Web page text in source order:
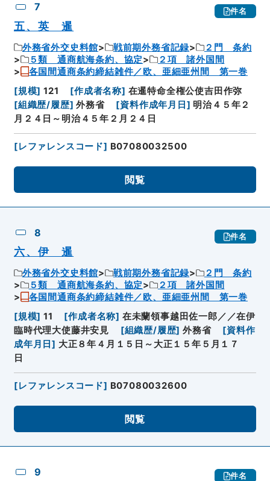
7 件名
五、英 暹
外務省外交史料館 戦前期外務省記録
２門 条約
５類 通商航海条約、協定
２項 諸外国間
各国間通商条約締結雑件／欧、亜細亜州間 第一巻
[規模] 121 [作成者名称] 在暹特命全権公使吉田作弥
[組織歴/履歴] 外務省 [資料作成年月日 ] 明治４５年２
月２４日～明治４５年２月２４日
[レファレンスコード] B07080032500
閲覧
8 件名
六、伊 暹
外務省外交史料館 戦前期外務省記録
２門 条約
５類 通商航海条約、協定
２項 諸外国間
各国間通商条約締結雑件／欧、亜細亜州間 第一巻
[規模] 11 [作成者名称] 在未蘭領事越田佐一郎／／在伊
臨時代理大使藤井安見
[組織歴/履歴] 外務省 [資料作
成年月日] 大正８年４月１５日～大正１５年５月１７
日
[レファレンスコード] B07080032600
閲覧
9 件名